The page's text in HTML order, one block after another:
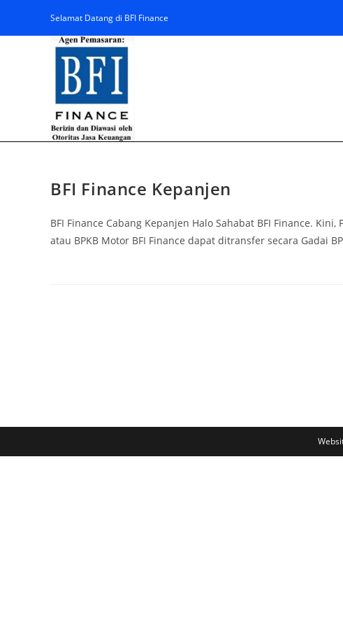
Selamat Datang di BFI Finance
BFI Finance Kepanjen
BFI Finance Cabang Kepanjen Halo Sahabat BFI Finance.
atau BPKB Motor BFI Finance dapat ditransfer secara Gadai